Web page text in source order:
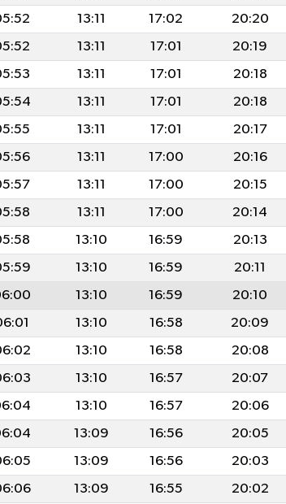
13:11 17:02 20:20
13:11 17:01 20:19
13:11 17:01 20:18
13:11 17:01 20:18
13:11 17:01 20:17
13:11 17:00 20:16
13:11 17:00 20:15
13:11 17:00 20:14
13:10 16:59 20:13
13:10 16:59 20:11
13:10 16:59 20:10
13:10 16:58 20:09
13:10 16:58 20:08
13:10 16:57 20:07
13:10 16:57 20:06
13:09 16:56 20:05
13:09 16:56 20:03
13:09 16:55 20:02